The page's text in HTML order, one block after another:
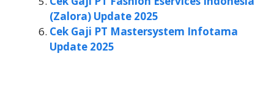
(Zalora) Update 2025
Cek Gaji PT Mastersystem Infotama
Update 2025